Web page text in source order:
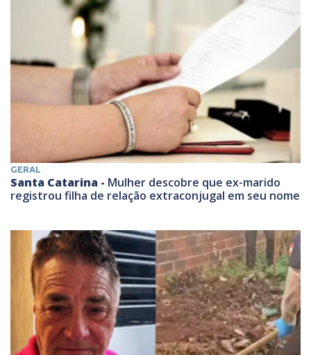
GERAL
Santa Catarina - Mulher descobre que ex-marido
registrou filha de relação extraconjugal em seu nome